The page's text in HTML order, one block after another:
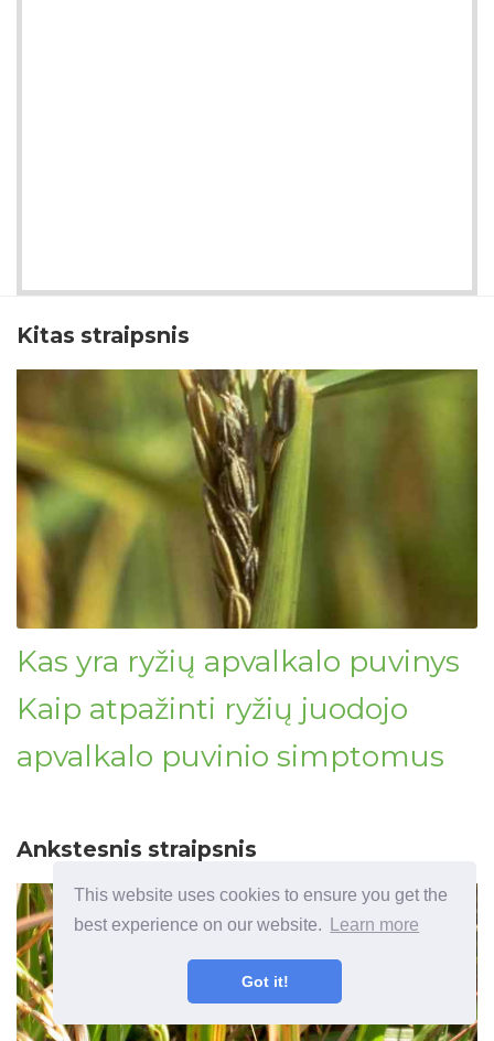
This website uses cookies to ensure you get the
best experience on our website.
Learn more
Got it!
Kitas straipsnis
Kas yra ryžių apvalkalo puvinys
Kaip atpažinti ryžių juodojo
apvalkalo puvinio simptomus
Ankstesnis straipsnis